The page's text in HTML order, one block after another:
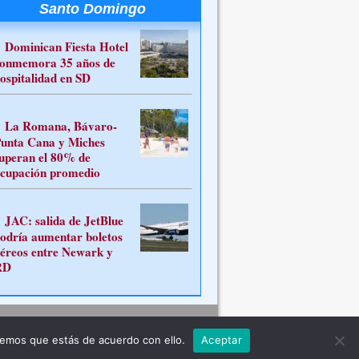
Santo Domingo
Dominican Fiesta Hotel
35 años de
en SD
La Romana, Bávaro-
Cana y Miches
el 80% de
promedio
JAC: salida de JetBlue
aumentar boletos
entre Newark y
que estás de acuerdo con ello. Aceptar